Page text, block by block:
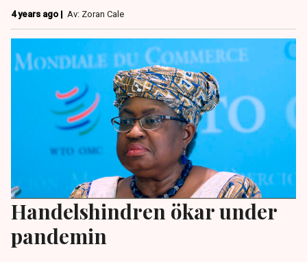
4 years ago | Av: Zoran Cale
Handelshindren ökar under
pandemin